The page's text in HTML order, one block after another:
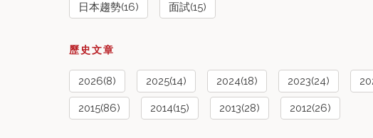
日本趨勢(16) 面試(15)
歷史文章
2026(8) 2025(14) 2024(18) 2023(24)
2015(86) 2014(15) 2013(28) 2012(26)